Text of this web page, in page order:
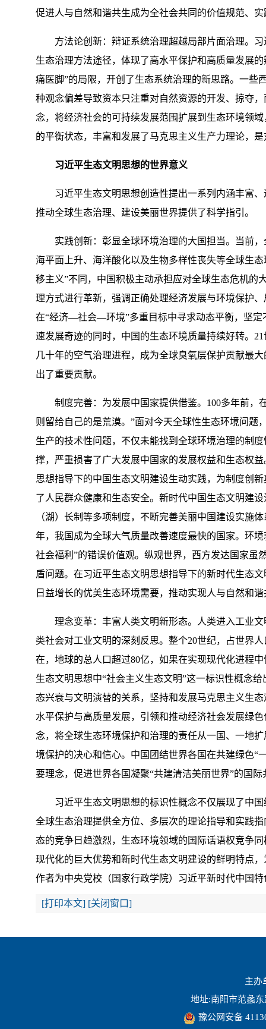
促进人与自然和谐共生成为全社会共同的价值规范、实
方法论创新：辩证系统治理超越局部片面治理。习
生态治理方法途径，体现了高水平保护和高质量发展
痛医脚”的局限，开创了生态系统治理的新思路。一
种观念偏差导致资本只注重对自然资源的开发、掠夺
念，将经济社会的可持续发展范围扩展到生态环境领
的平衡状态，丰富和发展了马克思主义生产力理论，
习近平生态文明思想的世界意义
习近平生态文明思想创造性提出一系列内涵丰富、
推动全球生态治理、建设美丽世界提供了科学指引。
实践创新：彰显全球环境治理的大国担当。当前，
海平面上升、海洋酸化以及生物多样性丧失等全球生
移主义”不同，中国积极主动承担应对全球生态危机的
理方式进行革新，强调正确处理经济发展与环境保护
在“经济—社会—环境”多重目标中寻求动态平衡，坚定
速发展奇迹的同时，中国的生态环境质量持续好转。
几十年的空气治理进程，成为全球臭氧层保护贡献最
出了重要贡献。
制度完善：为发展中国家提供借鉴。100多年前，
则留给自己的是荒漠。”面对今天全球性生态环境问
生产的技术性问题，不仅未能找到全球环境治理的制
撑，严重损害了广大发展中国家的发展权益和生态权
思想指导下的中国生态文明建设生动实践，为制度创
了人民群众健康和生态安全。新时代中国生态文明建
（湖）长制等多项制度，不断完善美丽中国建设实施
年，我国成为全球大气质量改善速度最快的国家。环
社会福利”的错误价值观。纵观世界，西方发达国家
盾问题。在习近平生态文明思想指导下的新时代生态
日益增长的优美生态环境需要，推动实现人与自然和
理念变革：丰富人类文明新形态。人类进入工业文
类社会对工业文明的深刻反思。整个20世纪，占世界
在，地球的总人口超过80亿，如果在实现现代化进程
生态文明思想中“社会主义生态文明”这一标识性概念
态兴衰与文明演替的关系，坚持和发展马克思主义生
水平保护与高质量发展，引领和推动经济社会发展绿
念，将全球生态环境保护和治理的责任从一国、一地
境保护的决心和信心。中国团结世界各国在共建绿色“
要理念，促进世界各国凝聚“共建清洁美丽世界”的国
习近平生态文明思想的标识性概念不仅展现了中国
全球生态治理提供全方位、多层次的理论指导和实践
态的竞争日趋激烈，生态环境领域的国际话语权竞争
现代化的巨大优势和新时代生态文明建设的鲜明特点
作者为中央党校（国家行政学院）习近平新时代中国
[打印本文] [关闭窗口]
主办
地址:南阳市范蠡
豫公网安备